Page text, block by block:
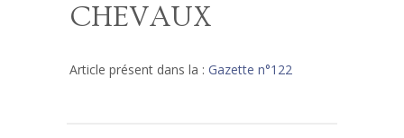
CHEVAUX
Article présent dans la : Gazette n°122